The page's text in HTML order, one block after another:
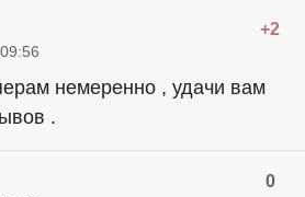
+2
немеренно , удачи вам
.
0